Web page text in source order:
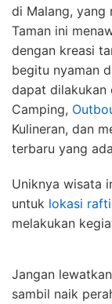
di Malang, yang
Taman ini
dengan kreasi
begitu nyaman
dapat dilakukan
Camping,
Kulineran, dan
terbaru yang
Uniknya wisata
untuk lokasi
melakukan
Jangan
sambil naik